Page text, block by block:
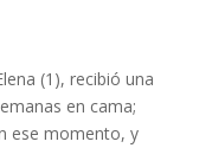
(1), recibió una
en cama;
ese momento, y